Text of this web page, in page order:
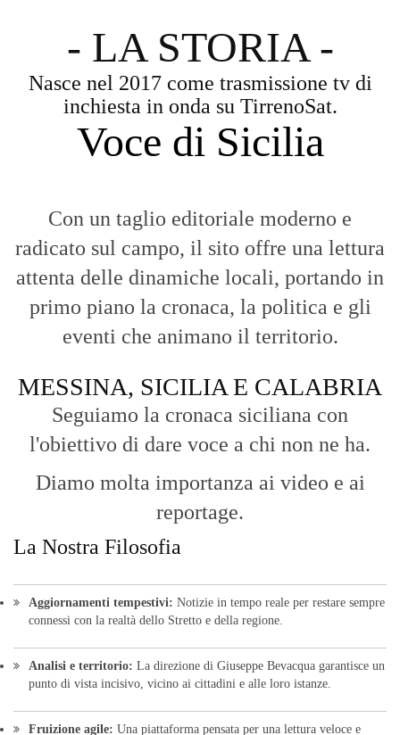
- LA STORIA -
Nasce nel 2017 come trasmissione tv di
inchiesta in onda su TirrenoSat.
Voce di Sicilia
Con un taglio editoriale moderno e
radicato sul campo, il sito offre una lettura
attenta delle dinamiche locali, portando in
primo piano la cronaca, la politica e gli
eventi che animano il territorio.
MESSINA, SICILIA E CALABRIA
Seguiamo la cronaca siciliana con
l'obiettivo di dare voce a chi non ne ha.
Diamo molta importanza ai video e ai
reportage.
La Nostra Filosofia
Aggiornamenti tempestivi: Notizie in tempo reale per restare sempre
connessi con la realtà dello Stretto e della regione.
Analisi e territorio: La direzione di Giuseppe Bevacqua garantisce un
punto di vista incisivo, vicino ai cittadini e alle loro istanze.
Fruizione agile: Una piattaforma pensata per una lettura veloce e